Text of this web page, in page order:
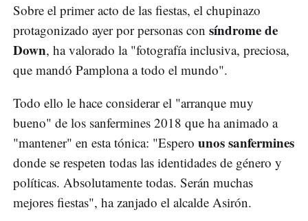
Sobre el primer acto de las fiestas, el chupinazo
protagonizado ayer por personas con síndrome de
Down, ha valorado la "fotografía inclusiva, preciosa,
que mandó Pamplona a todo el mundo".
Todo ello le hace considerar el "arranque muy
bueno" de los sanfermines 2018 que ha animado a
"mantener" en esta tónica: "Espero unos sanfermines
donde se respeten todas las identidades de género y
políticas. Absolutamente todas. Serán muchas
mejores fiestas", ha zanjado el alcalde Asirón.